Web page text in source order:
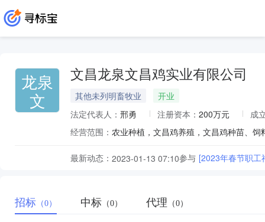
龙泉
文
文昌龙泉文昌鸡实业有限公司
其他未列明畜牧业
开业
法定代表人： 邢勇 注册资本： 200万元
成
经营范围： 农业种植，文昌鸡养殖，文昌鸡种苗、
最新动态： 2023-01-13 07:10参与 [2023年春节职工
招标 （0） 中标 （0） 代理 （0）